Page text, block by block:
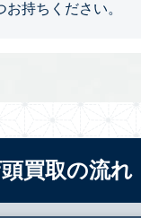
持ちください。
買取の流れ